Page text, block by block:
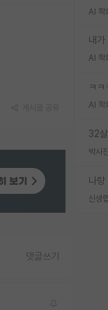
내가
32
나
댓글쓰기